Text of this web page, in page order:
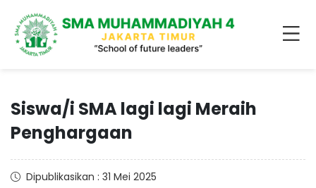
Siswa/i SMA lagi lagi Meraih
Penghargaan
Dipublikasikan : 31 Mei 2025